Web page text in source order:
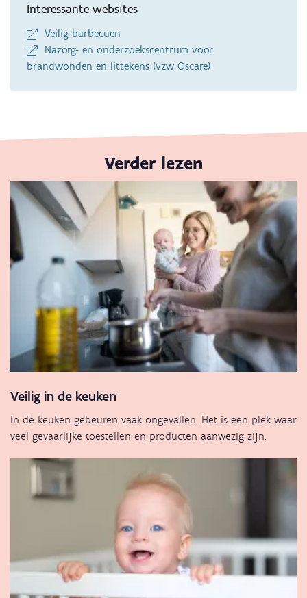
Interessante websites
Veilig barbecuen
Nazorg- en onderzoekscentrum voor
brandwonden en littekens (vzw Oscare)
Verder lezen
Veilig in de keuken
In de keuken gebeuren vaak ongevallen. Het is een plek waar
veel gevaarlijke toestellen en producten aanwezig zijn.